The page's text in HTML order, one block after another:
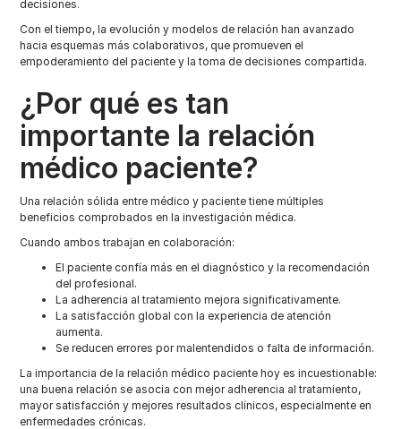
decisiones.
Con el tiempo, la evolución y modelos de relación han avanzado
hacia esquemas más colaborativos, que promueven el
empoderamiento del paciente y la toma de decisiones compartida.
¿Por qué es tan
importante la relación
médico paciente?
Una relación sólida entre médico y paciente tiene múltiples
beneficios comprobados en la investigación médica.
Cuando ambos trabajan en colaboración:
El paciente confía más en el diagnóstico y la recomendación
del profesional.
La adherencia al tratamiento mejora significativamente.
La satisfacción global con la experiencia de atención
aumenta.
Se reducen errores por malentendidos o falta de información.
La importancia de la relación médico paciente hoy es incuestionable:
una buena relación se asocia con mejor adherencia al tratamiento,
mayor satisfacción y mejores resultados clínicos, especialmente en
enfermedades crónicas.